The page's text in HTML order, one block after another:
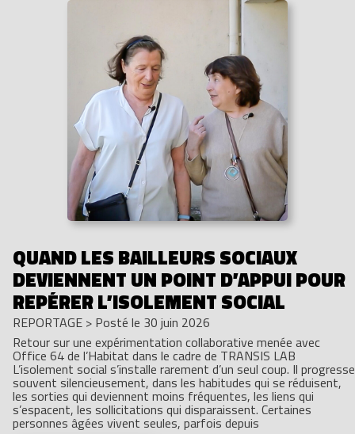
QUAND LES BAILLEURS SOCIAUX
DEVIENNENT UN POINT D’APPUI POUR
REPÉRER L’ISOLEMENT SOCIAL
REPORTAGE > Posté le 30 juin 2026
Retour sur une expérimentation collaborative menée avec
Office 64 de l’Habitat dans le cadre de TRANSIS LAB
L’isolement social s’installe rarement d’un seul coup. Il progresse
souvent silencieusement, dans les habitudes qui se réduisent,
les sorties qui deviennent moins fréquentes, les liens qui
s’espacent, les sollicitations qui disparaissent. Certaines
personnes âgées vivent seules, parfois depuis